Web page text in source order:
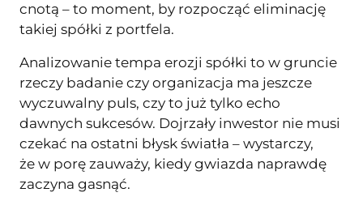
cnotą – to moment, by rozpocząć eliminację
takiej spółki z portfela.
Analizowanie tempa erozji spółki to w gruncie
rzeczy badanie czy organizacja ma jeszcze
wyczuwalny puls, czy to już tylko echo
dawnych sukcesów. Dojrzały inwestor nie musi
czekać na ostatni błysk światła – wystarczy,
że w porę zauważy, kiedy gwiazda naprawdę
zaczyna gasnąć.